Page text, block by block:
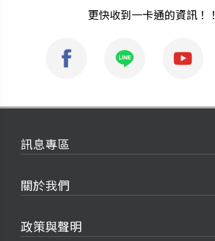
更快收到一卡通的資訊！！
訊息專區
關於我們
政策與聲明